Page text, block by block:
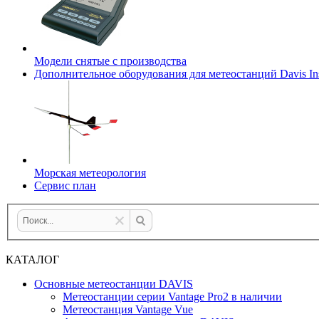
Модели снятые с производства
Дополнительное оборудования для метеостанций Davis
Морская метеорология
Сервис план
КАТАЛОГ
Основные метеостанции DAVIS
Метеостанции серии Vantage Pro2 в наличии
Метеостанция Vantage Vue